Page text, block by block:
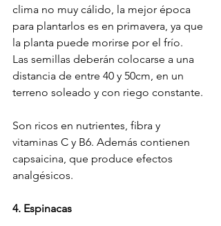
clima no muy cálido, la mejor época
para plantarlos es en primavera, ya que
la planta puede morirse por el frío.
Las semillas deberán colocarse a una
distancia de entre 40 y 50cm, en un
terreno soleado y con riego constante.
Son ricos en nutrientes, fibra y
vitaminas C y B6. Además contienen
capsaicina, que produce efectos
analgésicos.
4. Espinacas